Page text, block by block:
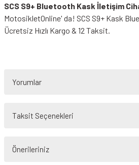
SCS S9+ Bluetooth Kask İletişim
MotosikletOnline' da! SCS S9+ Kask
Ücretsiz Hızlı Kargo & 12 Taksit.
Yorumlar
Taksit Seçenekleri
Önerileriniz